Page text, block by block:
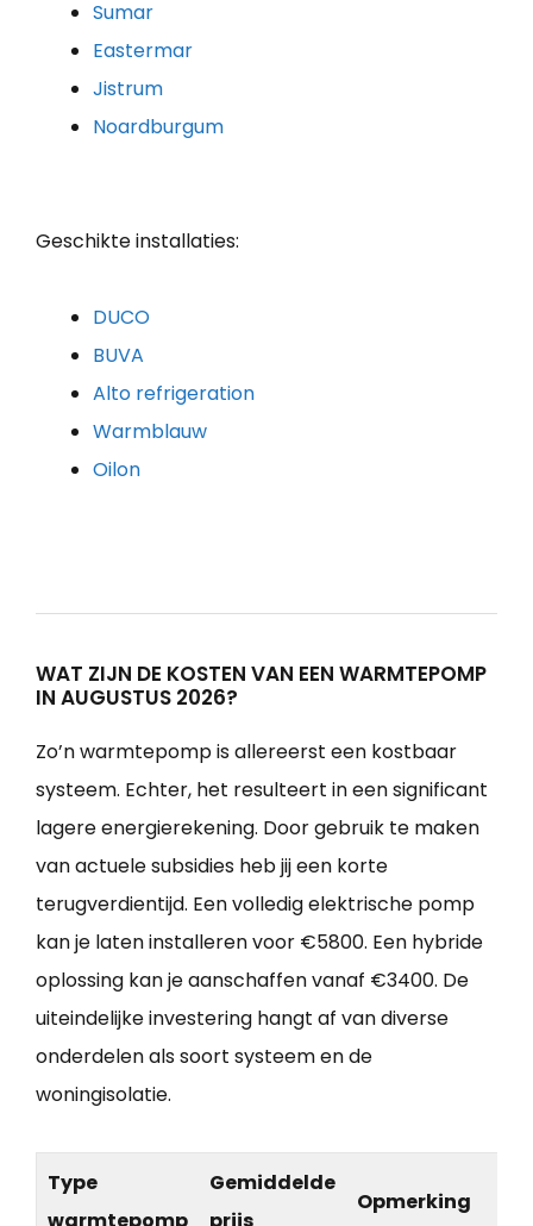
Sumar
Eastermar
Jistrum
Noardburgum
Geschikte installaties:
DUCO
BUVA
Alto refrigeration
Warmblauw
Oilon
WAT ZIJN DE KOSTEN VAN EEN WARMTEPOMP
IN AUGUSTUS 2026?
Zo’n warmtepomp is allereerst een kostbaar
systeem. Echter, het resulteert in een significant
lagere energierekening. Door gebruik te maken
van actuele subsidies heb jij een korte
terugverdientijd. Een volledig elektrische pomp
kan je laten installeren voor €5800. Een hybride
oplossing kan je aanschaffen vanaf €3400. De
uiteindelijke investering hangt af van diverse
onderdelen als soort systeem en de
woningisolatie.
Type
warmtepomp
Gemiddelde
prijs
Opmerking